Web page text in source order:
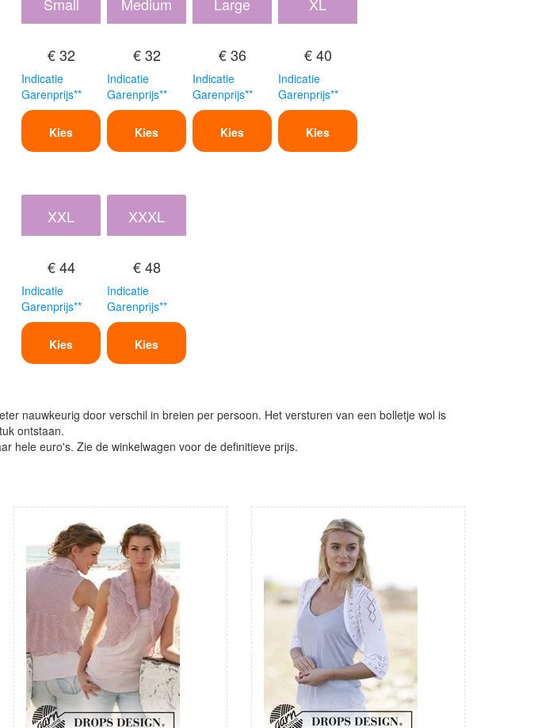
Small
€ 32
Indicatie
Garenprijs**
Kies
Medium
€ 32
Indicatie
Garenprijs**
Kies
Large
€ 36
Indicatie
Garenprijs**
Kies
XL
€ 40
Indicatie
Garenprijs**
Kies
XXL
€ 44
Indicatie
Garenprijs**
Kies
XXXL
€ 48
Indicatie
Garenprijs**
Kies
nauwkeurig door verschil in breien per persoon. Het versturen van een bolletje wol is
ontstaan.
hele euro's. Zie de winkelwagen voor de definitieve prijs.